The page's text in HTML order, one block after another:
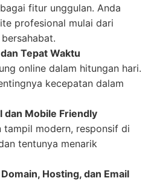
fitur unggulan. Anda
profesional mulai dari
Tepat Waktu
online dalam hitungan hari.
kecepatan dalam
dan Mobile Friendly
tampil modern, responsif di
tentunya menarik
Hosting, dan Email